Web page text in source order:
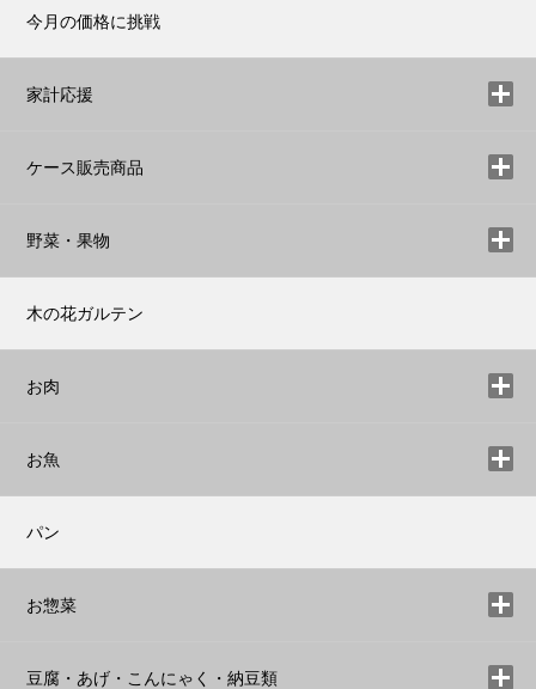
今月の価格に挑戦
家計応援
ケース販売商品
野菜・果物
木の花ガルテン
お肉
お魚
パン
お惣菜
豆腐・あげ・こんにゃく・納豆類